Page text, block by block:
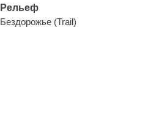
Рельеф
Бездорожье (Trail)